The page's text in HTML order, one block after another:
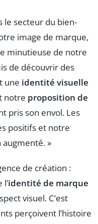
le secteur du bien-
image de marque,
minutieuse de notre
de découvrir des
une identité visuelle
notre proposition de
pris son envol. Les
positifs et notre
augmenté. »
de création :
identité de marque
visuel. C’est
perçoivent l’histoire